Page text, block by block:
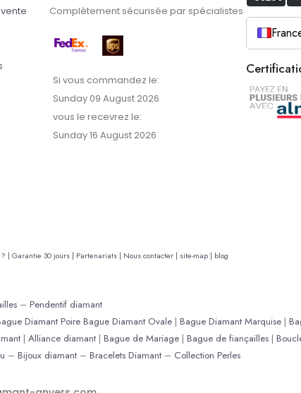
Complètement sécurisée par spécialistes
Si vous commandez le:
Sunday 09 August 2026
vous le recevrez le:
Sunday 16 August 2026
| Garantie 30 jours | Partenariats | Nous contacter | site-map | blog
– Pendentif diamant
Diamant Poire Bague Diamant Ovale| Bague Diamant Marquise|
| Alliance diamant | Bague de Mariage | Bague de fiançailles |
– Bijoux diamant– Bracelets Diamant– Collection Perles